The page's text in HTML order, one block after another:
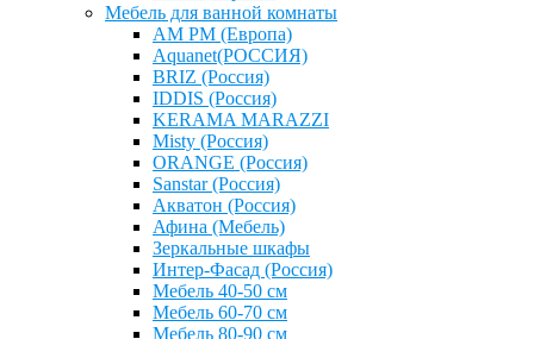
Мебель для ванной комнаты
AM PM (Европа)
Aquanet(РОССИЯ)
BRIZ (Россия)
IDDIS (Россия)
KERAMA MARAZZI
Misty (Россия)
ОRANGE (Россия)
Sanstar (Россия)
Акватон (Россия)
Афина (Мебель)
Зеркальные шкафы
Интер-Фасад (Россия)
Мебель 40-50 см
Мебель 60-70 см
Мебель 80-90 см